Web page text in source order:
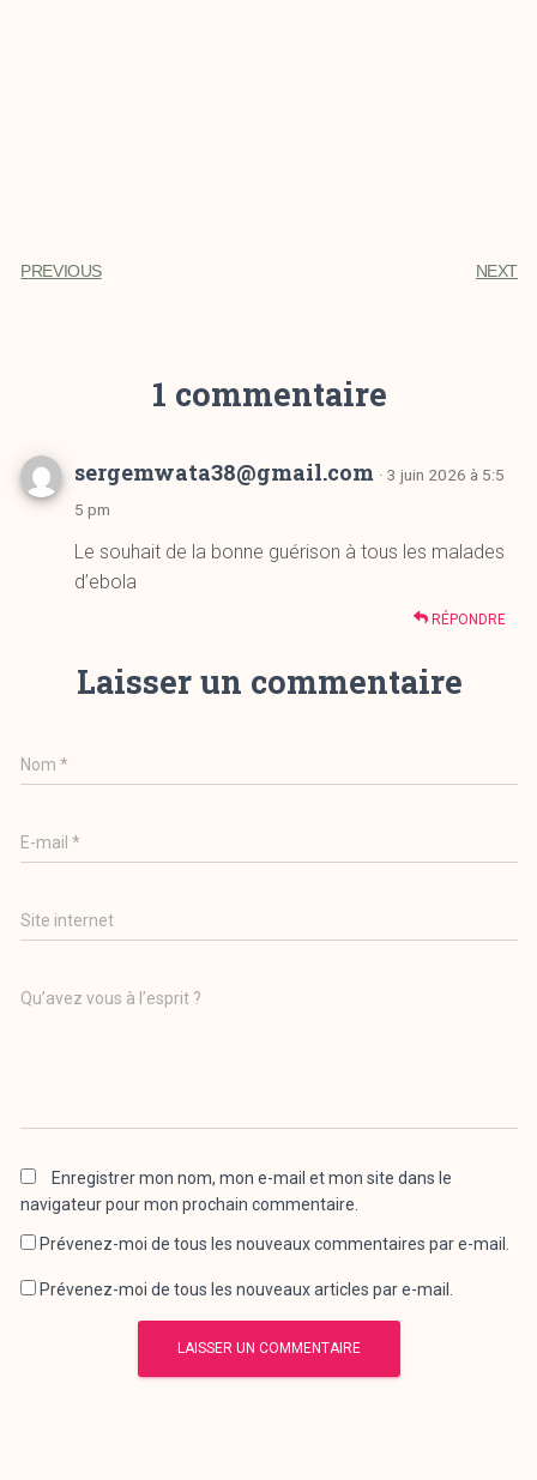
PREVIOUS NEXT
1 commentaire
sergemwata38@gmail.com · 3 juin 2026 à 5:5
5 pm
Le souhait de la bonne guérison à tous les malades
d’ebola
RÉPONDRE
Laisser un commentaire
Nom*
E-mail*
Site internet
Qu’avez vous à l’esprit ?
Enregistrer mon nom, mon e-mail et mon site dans le
navigateur pour mon prochain commentaire.
Prévenez-moi de tous les nouveaux commentaires par e-mail.
Prévenez-moi de tous les nouveaux articles par e-mail.